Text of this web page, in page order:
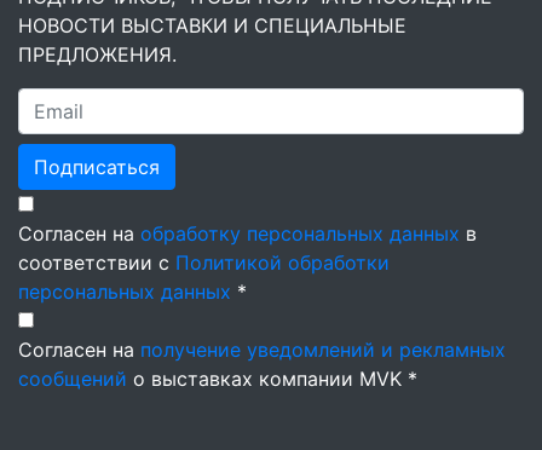
НОВОСТИ ВЫСТАВКИ И СПЕЦИАЛЬНЫЕ
ПРЕДЛОЖЕНИЯ.
Подписаться
Согласен на обработку персональных данных в
соответствии с Политикой обработки
персональных данных *
Согласен на получение уведомлений и рекламных
сообщений о выставках компании MVK *